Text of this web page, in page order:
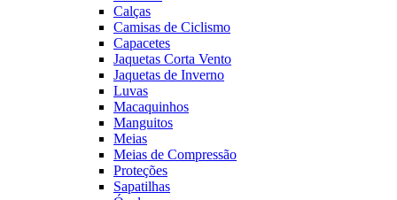
Calças
Camisas de Ciclismo
Capacetes
Jaquetas Corta Vento
Jaquetas de Inverno
Luvas
Macaquinhos
Manguitos
Meias
Meias de Compressão
Proteções
Sapatilhas